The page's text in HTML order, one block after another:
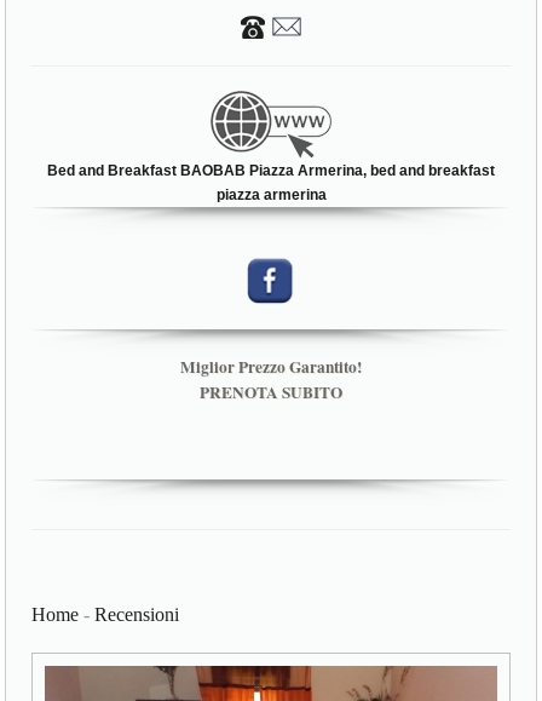
Bed and Breakfast BAOBAB Piazza Armerina, bed and breakfast
piazza armerina
Miglior Prezzo Garantito!
PRENOTA SUBITO
Home -Recensioni